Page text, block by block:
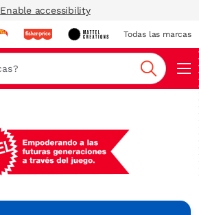
Enable accessibility
Todas las marcas
Buscar